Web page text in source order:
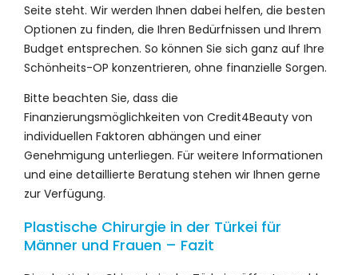
Seite steht. Wir werden Ihnen dabei helfen, die besten
Optionen zu finden, die Ihren Bedürfnissen und Ihrem
Budget entsprechen. So können Sie sich ganz auf Ihre
Schönheits-OP konzentrieren, ohne finanzielle Sorgen.
Bitte beachten Sie, dass die
Finanzierungsmöglichkeiten von Credit4Beauty von
individuellen Faktoren abhängen und einer
Genehmigung unterliegen. Für weitere Informationen
und eine detaillierte Beratung stehen wir Ihnen gerne
zur Verfügung.
Plastische Chirurgie in der Türkei für
Männer und Frauen – Fazit